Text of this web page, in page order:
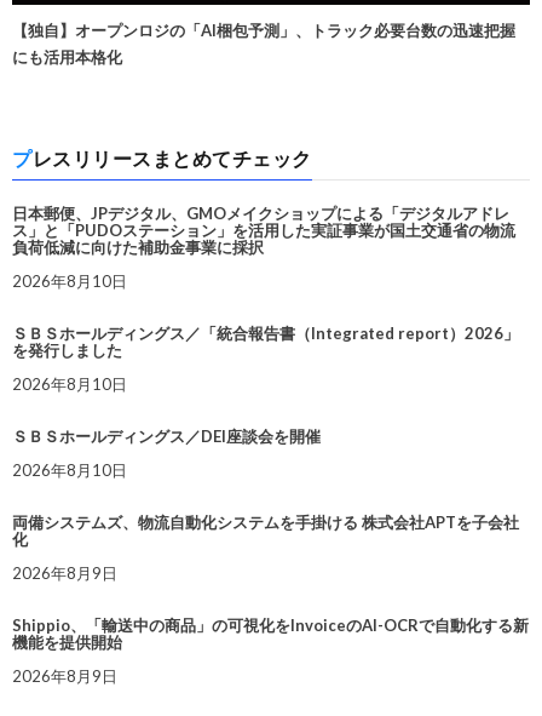
【独自】オープンロジの「AI梱包予測」、トラック必要台数の迅速把握
にも活用本格化
プレスリリースまとめてチェック
日本郵便、JPデジタル、GMOメイクショップによる「デジタルアドレ
ス」と「PUDOステーション」を活用した実証事業が国土交通省の物流
負荷低減に向けた補助金事業に採択
2026年8月10日
ＳＢＳホールディングス／「統合報告書（Integrated report）2026」
を発行しました
2026年8月10日
ＳＢＳホールディングス／DEI座談会を開催
2026年8月10日
両備システムズ、物流自動化システムを手掛ける 株式会社APTを子会社
化
2026年8月9日
Shippio、「輸送中の商品」の可視化をInvoiceのAI-OCRで自動化する新
機能を提供開始
2026年8月9日